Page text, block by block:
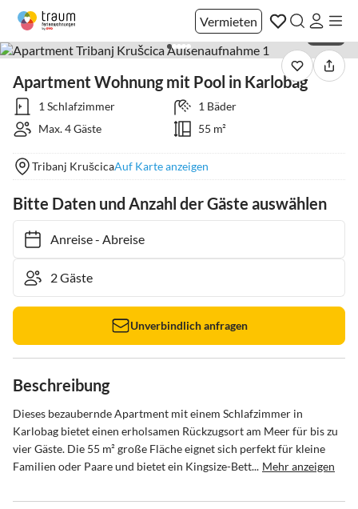
Vermieten
Apartment Wohnung mit Pool in Karlobag
1 Schlafzimmer
1 Bäder
Max. 4 Gäste
55 m²
Tribanj KrušcicaAuf Karte anzeigen
Bitte Daten und Anzahl der Gäste auswählen
Anreise- Abreise
Unverbindlich anfragen
Beschreibung
Dieses bezaubernde Apartment mit einem Schlafzimmer in
Karlobag bietet einen erholsamen Rückzugsort am Meer für bis zu
vier Gäste. Die 55 m² große Fläche eignet sich perfekt für kleine
Familien oder Paare und bietet ein Kingsize-Bett... Mehr anzeigen